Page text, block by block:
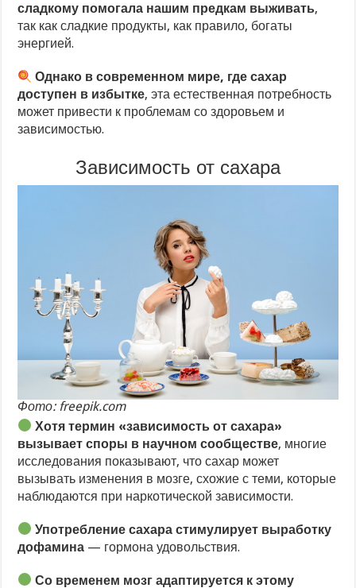
сладкому помогала нашим предкам выживать,
так как сладкие продукты, как правило, богаты
энергией.
Однако в современном мире, где сахар
доступен в избытке, эта естественная потребность
может привести к проблемам со здоровьем и
зависимостью.
Зависимость от сахара
Фото: freepik.com
Хотя термин «зависимость от сахара»
вызывает споры в научном сообществе, многие
исследования показывают, что сахар может
вызывать изменения в мозге, схожие с теми, которые
наблюдаются при наркотической зависимости.
Употребление сахара стимулирует выработку
дофамина — гормона удовольствия.
Со временем мозг адаптируется к этому